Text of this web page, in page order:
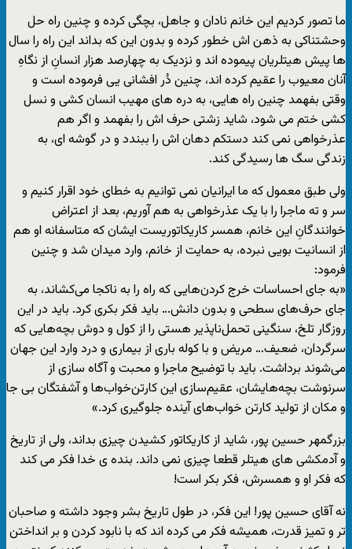
ما تصور کردیم این خانم نادان و جاهل، بچگى کرده و چنین راه حل
وحشتناکى به ذهن اش خطور کرده و بدون این که بداند این راه را سال
ها پیش هیتلریان پیموده اند و نزدیک به چهارصد هزار انسانِ از نگاهِ
آنان معیوب را عقیم کرده اند، چنین دُر افشانى یى فرموده است و
وقتى بفهمد چنین راه هایى، به دره هاى مهیب انسان کشى و نسل
کشى ختم مى شود، شاید زشتى حرف اش را بفهمد و اگر هم
عذرخواهى نمى کند دستکم دهان اش را ببندد و در گوشه اى، به
زندگى سگ ها رسیدگى کند.
ولى طبق معمول که ما ایرانیان نمى توانیم به خطاى خود اقرار کنیم و
سر و ته ماجرا را با یک عذرخواهى به هم آوریم، بعد از اعتراض
خوانندگانِ این خانم، همسر کاریکاتوریست ایشان که متاسفانه او هم
از انسانیت بویى نبرده، به حمایت از خانم، وارد میدان شد و چنین
فرمود:
«به جای احساسات خرج کردن‌هایی که راه را به ناکجا می‌کشاند، به
جای حرف‌های سطحی و بدون دانش… باید فکر بکری کرد. باید در این
روزگار تلخ، سنگینی تحمل‌ناپذیر هستی را از کول و دوش بچه‌هایی که
سرگردان، ضعیف… مریض و با کوله باری از بیماری و درد وارد این جهان
می‌شوند برداشت. باید با توضیح ماجرا و محبت و آگاه سازی از
سرنوشت بچه‌هایشان، عقیم‌سازی این کارتن‌خواب‌ها و آشفتگان بی جا
و مکان از تولید کارتن خواب‌های آ‌ینده جلوگیری کرد.»
بزرگمهر حسین پور، شاید از کاریکاتور کشیدن چیزى بداند، ولى از تاریخ
و آدمکشى هاى هیتلر قطعا چیزى نمى داند. بنده ى خدا فکر مى کند
که فکر او و همسرش، فکر بکر است!
نه آقاى حسین پور! این فکر، در طول تاریخ بشر وجود داشته و صاحبان
تر و تمیز قدرت، همیشه فکر مى کرده اند که با نابود کردن و بر انداختن